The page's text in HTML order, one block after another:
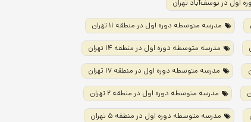
اول در یوسف‌آباد تهران
مدرسه متوسطه دوره اول در منطقه ۱۱ تهران
مدرسه متوسطه دوره اول در منطقه ۱۴ تهران
مدرسه متوسطه دوره اول در منطقه ۱۷ تهران
مدرسه متوسطه دوره اول در منطقه ۲ تهران
مدرسه متوسطه دوره اول در منطقه ۵ تهران